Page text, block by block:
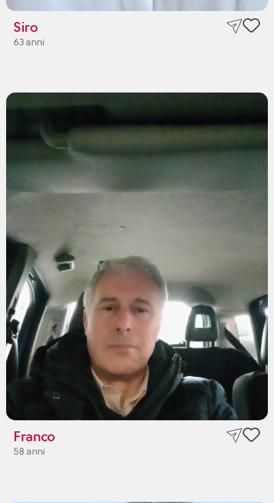
Siro
63 anni
Franco
58 anni